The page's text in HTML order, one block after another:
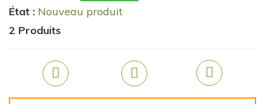
État : Nouveau produit
2 Produits